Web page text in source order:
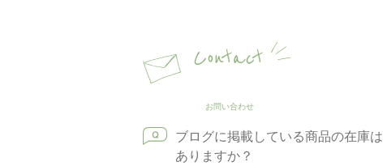
Contact
お問い合わせ
ブログに掲載している商品の在庫は
ありますか？